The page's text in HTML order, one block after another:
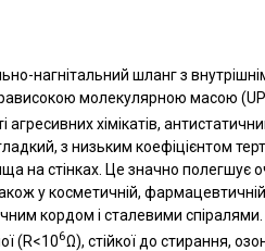
нагнітальний шланг з
молекулярною масою
агресивних хімікатів,
з низьким коефіцієнтом
на стінках. Це значно полегшує
у косметичній, фармацевтичній
кордом і сталевими спіралями.
(R<106Ω), стійкої до стирання,